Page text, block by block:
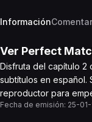
Información
Ver Perfect
Disfruta del capítulo 2
subtítulos en
reproductor para
Fecha de emisión: 25-